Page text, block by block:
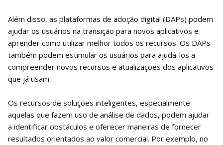
Além disso, as plataformas de adoção digital (DAPs) podem
ajudar os usuários na transição para novos aplicativos e
aprender como utilizar melhor todos os recursos. Os DAPs
também podem estimular os usuários para ajudá-los a
compreender novos recursos e atualizações dos aplicativos
que já usam.
Os recursos de soluções inteligentes, especialmente
aquelas que fazem uso de análise de dados, podem ajudar
a identificar obstáculos e oferecer maneiras de fornecer
resultados orientados ao valor comercial. Por exemplo, no